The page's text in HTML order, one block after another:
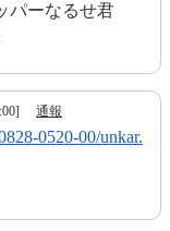
パーなるせ君
通報
0520-00/unkar.